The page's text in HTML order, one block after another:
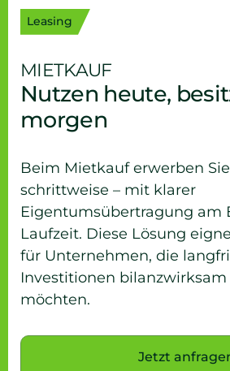
Leasing
MIETKAUF
Nutzen heute,
morgen
Beim Mietkauf erwerben
schrittweise – mit klarer
Eigentumsübertragung am
Laufzeit. Diese Lösung
für Unternehmen, die
Investitionen
möchten.
Jetzt